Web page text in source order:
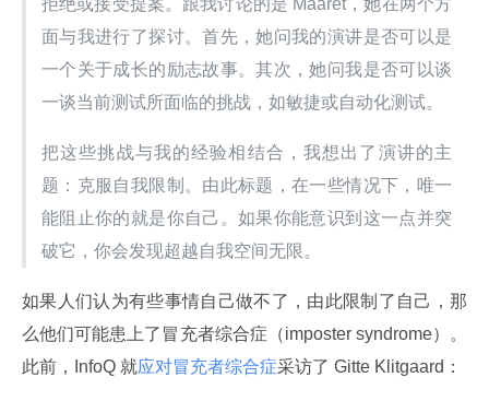
拒绝或接受提案。跟我讨论的是 Maaret，她在两个方
面与我进行了探讨。首先，她问我的演讲是否可以是
一个关于成长的励志故事。其次，她问我是否可以谈
一谈当前测试所面临的挑战，如敏捷或自动化测试。
把这些挑战与我的经验相结合，我想出了演讲的主
题：克服自我限制。由此标题，在一些情况下，唯一
能阻止你的就是你自己。如果你能意识到这一点并突
破它，你会发现超越自我空间无限。
如果人们认为有些事情自己做不了，由此限制了自己，那
么他们可能患上了冒充者综合症（imposter syndrome）。
此前，InfoQ 就应对冒充者综合症采访了 Gitte Klitgaard：